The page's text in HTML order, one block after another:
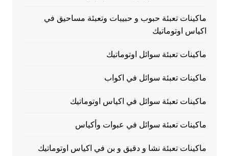
ماكينات تعبئة حبوب و حبيبات وتعبئة مساحيق في
اكياس اوتوماتيك
ماكينات تعبئة سوائل اوتوماتيك
ماكينات تعبئة سوائل في اكواب
ماكينات تعبئة سوائل في اكياس اوتوماتيك
ماكينات تعبئة سوائل في عبوات وأكياس
ماكينات تعبئة نشا و دقيق و بن في اكياس اوتوماتيك